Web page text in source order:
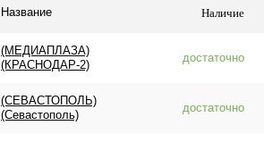
Название Наличие
(МЕДИАПЛАЗА)
(КРАСНОДАР-2)
достаточно
(СЕВАСТОПОЛЬ)
(Севастополь)
достаточно